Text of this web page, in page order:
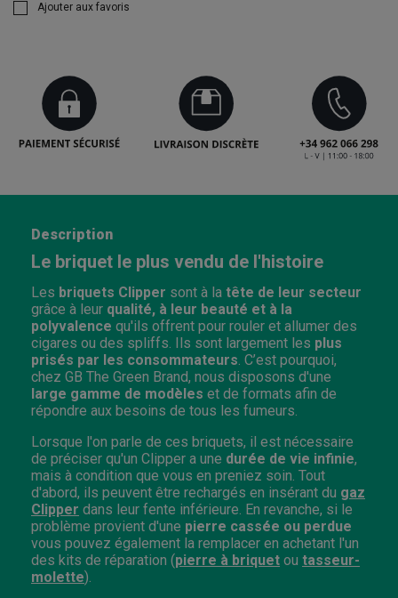
Ajouter aux favoris
Description
Le briquet le plus vendu de l'histoire
Les briquets Clipper sont à la tête de leur secteur
grâce à leur qualité, à leur beauté et à la
polyvalence qu'ils offrent pour rouler et allumer des
cigares ou des spliffs. Ils sont largement les plus
prisés par les consommateurs . C’est pourquoi,
chez GB The Green Brand, nous disposons d'une
large gamme de modèles et de formats afin de
répondre aux besoins de tous les fumeurs.
Lorsque l'on parle de ces briquets, il est nécessaire
de préciser qu'un Clipper a une durée de vie infinie,
mais à condition que vous en preniez soin. Tout
d'abord, ils peuvent être rechargés en insérant du gaz
Clipper dans leur fente inférieure. En revanche, si le
problème provient d'une pierre cassée ou perdue
vous pouvez également la remplacer en achetant l'un
des kits de réparation (pierre à briquet ou tasseur-
molette).